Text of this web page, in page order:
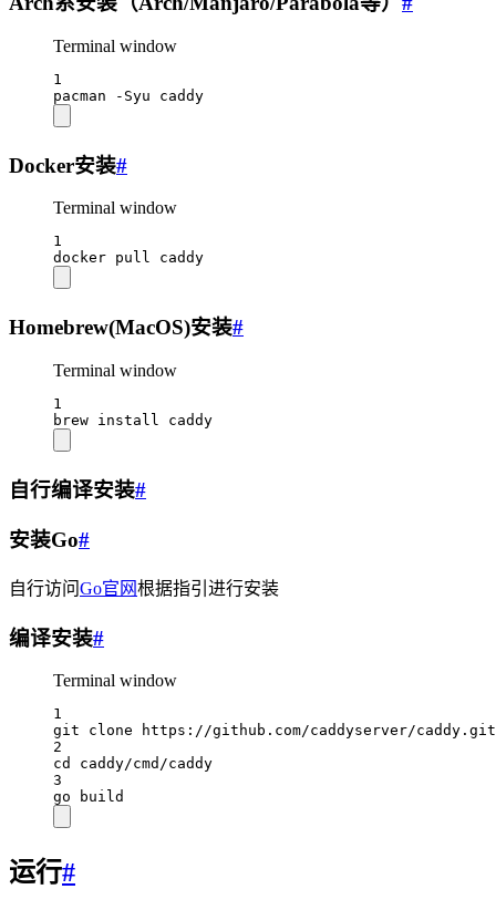
Terminal window
1
pacman
-Syu caddy
Docker安装#
Terminal window
1
docker pull caddy
Homebrew(MacOS)安装#
Terminal window
1
brew install caddy
自行编译安装#
安装Go#
自行访问Go官网根据指引进行安装
编译安装#
Terminal window
1
git
clone
https://github.com/caddyserver/caddy.git
2
cd
caddy/cmd/caddy
3
go
build
运行#